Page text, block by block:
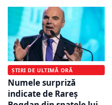
ȘTIRI DE ULTIMĂ ORĂ
Numele surpriză
indicate de Rareș